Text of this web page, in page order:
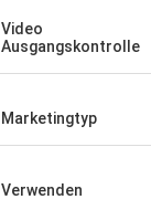
Video
Ausgangskontrolle
Marketingtyp
Verwenden